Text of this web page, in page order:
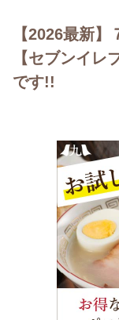
【2026最新
【セブンイレ
です!!